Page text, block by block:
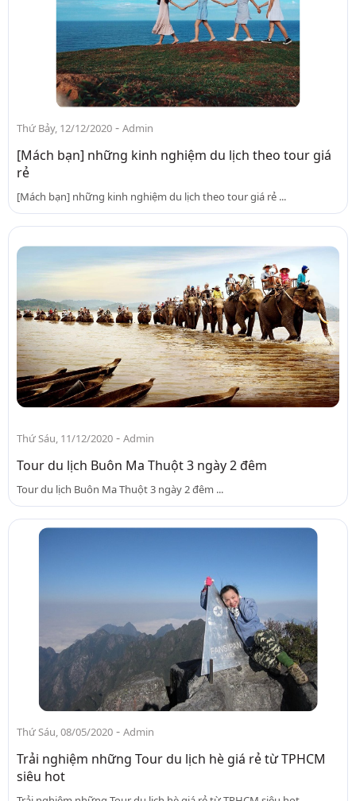
Thứ Bảy, 12/12/2020 - Admin
[Mách bạn] những kinh nghiệm du lịch theo tour giá
rẻ
[Mách bạn] những kinh nghiệm du lịch theo tour giá rẻ ...
Thứ Sáu, 11/12/2020 - Admin
Tour du lịch Buôn Ma Thuột 3 ngày 2 đêm
Tour du lịch Buôn Ma Thuột 3 ngày 2 đêm ...
Thứ Sáu, 08/05/2020 - Admin
Trải nghiệm những Tour du lịch hè giá rẻ từ TPHCM
siêu hot